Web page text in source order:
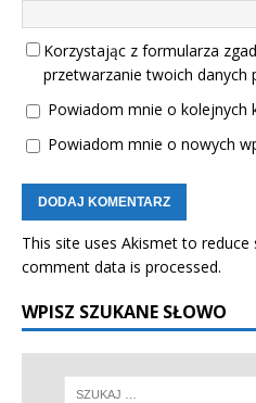
Korzystając z formularza
przetwarzanie twoich danych
Powiadom mnie o kolejnych
Powiadom mnie o nowych
This site uses Akismet to reduce
comment data is processed.
WPISZ SZUKANE SŁOWO